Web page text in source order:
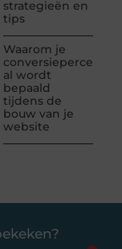
strategieën en
tips
Waarom je
al wordt
bepaald
tijdens de
bouw van je
website